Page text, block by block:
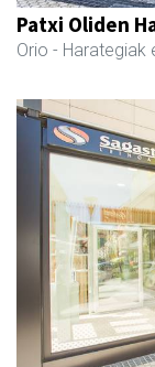
Patxi Oliden
Orio - Harategiak